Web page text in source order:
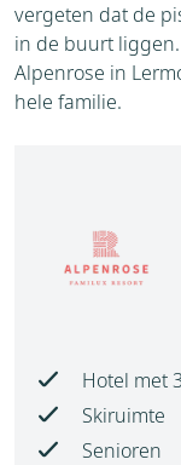
vergeten dat de
in de buurt
Alpenrose in
hele familie.
Hotel met
Skiruimte
Senioren